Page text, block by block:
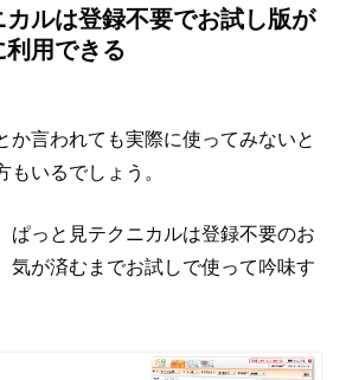
ルは登録不要でお試し版が
用できる
か言われても実際に使ってみないと
いるでしょう。
ぱっと見テクニカルは登録不要のお
気が済むまでお試しで使って吟味す